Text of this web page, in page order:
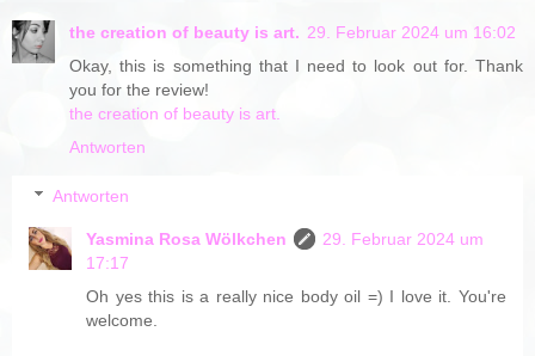
the creation of beauty is art. 29. Februar 2024 um 16:02
Okay, this is something that I need to look out for. Thank
you for the review!
the creation of beauty is art.
Antworten
Antworten
Yasmina Rosa Wölkchen
29. Februar 2024 um
17:17
Oh yes this is a really nice body oil =) I love it. You're
welcome.